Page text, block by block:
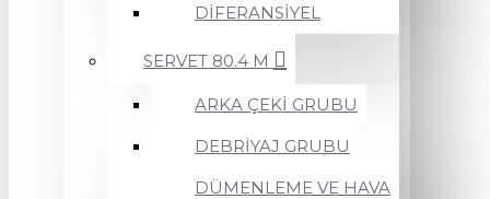
DİFERANSİYEL
SERVET 80.4 M
ARKA ÇEKİ GRUBU
DEBRİYAJ GRUBU
DÜMENLEME VE HAVA